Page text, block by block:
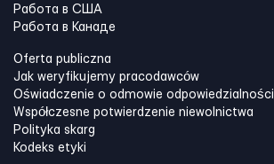
Работа в США
Работа в Канадe
Oferta publiczna
Jak weryfikujemy pracodawców
Oświadczenie o odmowie odpowiedzialności
Współczesne potwierdzenie niewolnictwa
Polityka skarg
Kodeks etyki